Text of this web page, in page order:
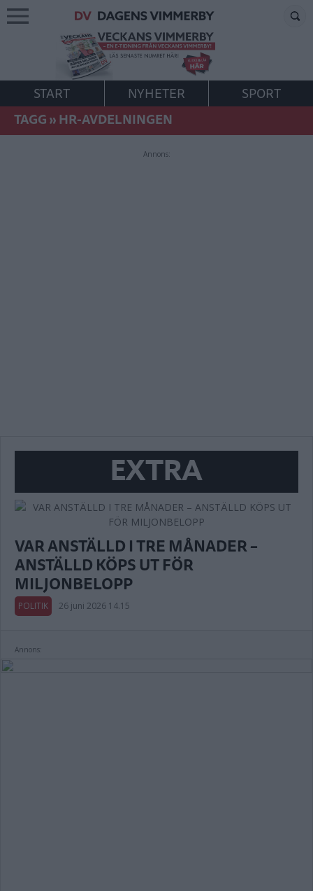
START NYHETER
SPORT
TAGG»HR-AVDELNINGEN
Annons:
EXTRA
VAR ANSTÄLLD I TRE MÅNADER –
ANSTÄLLD KÖPS UT FÖR
MILJONBELOPP
POLITIK 26 juni 2026 14.15
Annons: